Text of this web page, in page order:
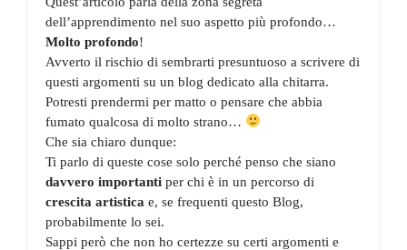
dell’apprendimento nel suo aspetto più profondo…
Molto profondo!
Avverto il rischio di sembrarti presuntuoso a scrivere di
questi argomenti su un blog dedicato alla chitarra.
Potresti prendermi per matto o pensare che abbia
fumato qualcosa di molto strano…
Che sia chiaro dunque:
Ti parlo di queste cose solo perché penso che siano
davvero importanti per chi è in un percorso di
crescita artistica e, se frequenti questo Blog,
probabilmente lo sei.
Sappi però che non ho certezze su certi argomenti e